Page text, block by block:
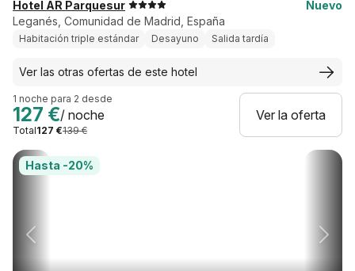
Hotel AR Parquesur
Nuevo
Leganés, Comunidad de Madrid, España
Habitación triple estándar Desayuno Salida tardía
Ver las otras ofertas de este hotel
1 noche para 2 desde
127 €/ noche
Total127 €139 €
Ver la oferta
Hasta -20%